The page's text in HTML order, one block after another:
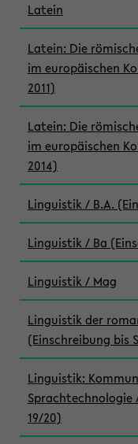
Latein
Latein: Die
im europäischen
2011)
Latein: Die
im europäischen
2014)
Linguistik / B.A.
Linguistik / Ba
Linguistik / Mag
Linguistik der
(Einschreibung bis
Linguistik:
Sprachtechnologie
19/20)